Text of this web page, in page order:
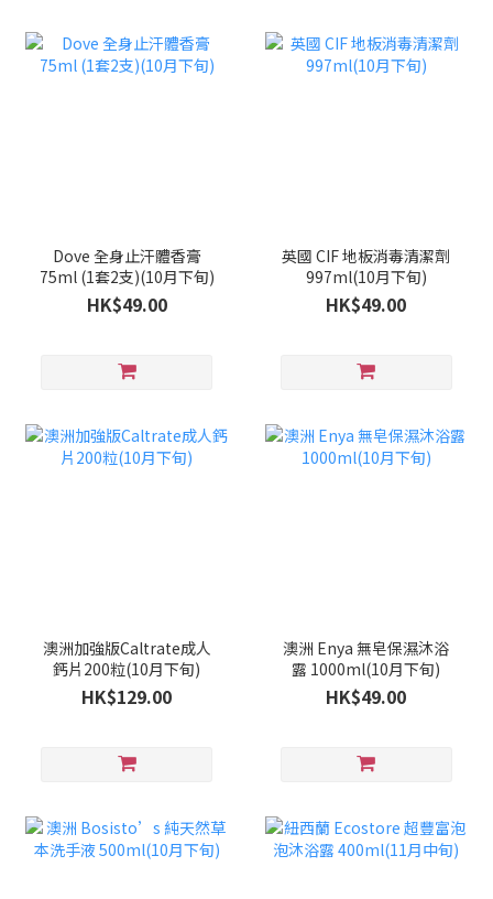
Dove 全身止汗體香膏
75ml (1套2支)(10月下旬)
HK$49.00
英國 CIF 地板消毒清潔劑
997ml(10月下旬)
HK$49.00
澳洲加強版Caltrate成人
鈣片200粒(10月下旬)
HK$129.00
澳洲 Enya 無皂保濕沐浴
露 1000ml(10月下旬)
HK$49.00